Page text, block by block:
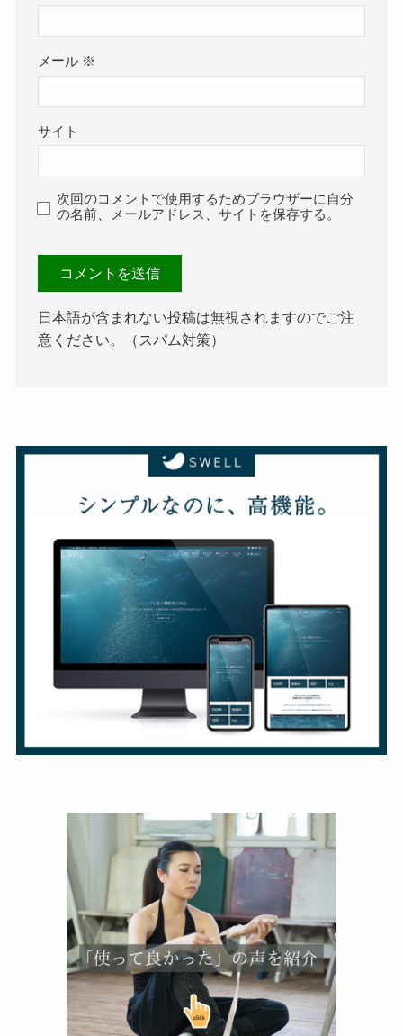
メール ※
サイト
次回のコメントで使用するためブラウザーに自分
の名前、メールアドレス、サイトを保存する。
日本語が含まれない投稿は無視されますのでご注
意ください。（スパム対策）